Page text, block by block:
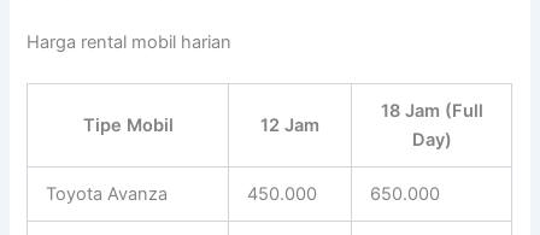
Harga rental mobil harian
Tipe Mobil 12 Jam
18 Jam (Full
Day)
Toyota Avanza 450.000 650.000